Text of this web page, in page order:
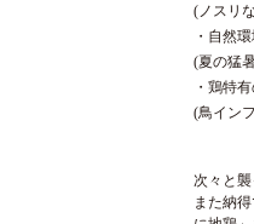
(ノスリ
・自然
(夏の猛
・鶏特
(鳥イン
次々と
また納